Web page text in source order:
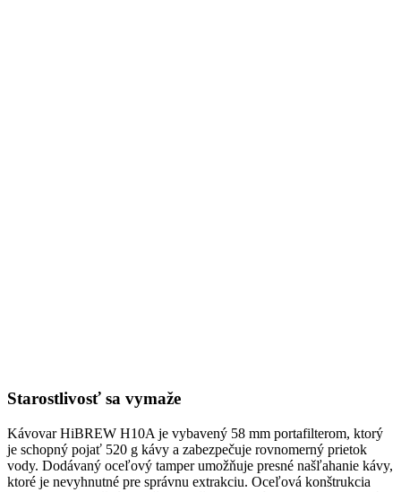
Starostlivosť sa vymaže
Kávovar HiBREW H10A je vybavený 58 mm portafilterom, ktorý
je schopný pojať 520 g kávy a zabezpečuje rovnomerný prietok
vody. Dodávaný oceľový tamper umožňuje presné našľahanie kávy,
ktoré je nevyhnutné pre správnu extrakciu. Oceľová konštrukcia